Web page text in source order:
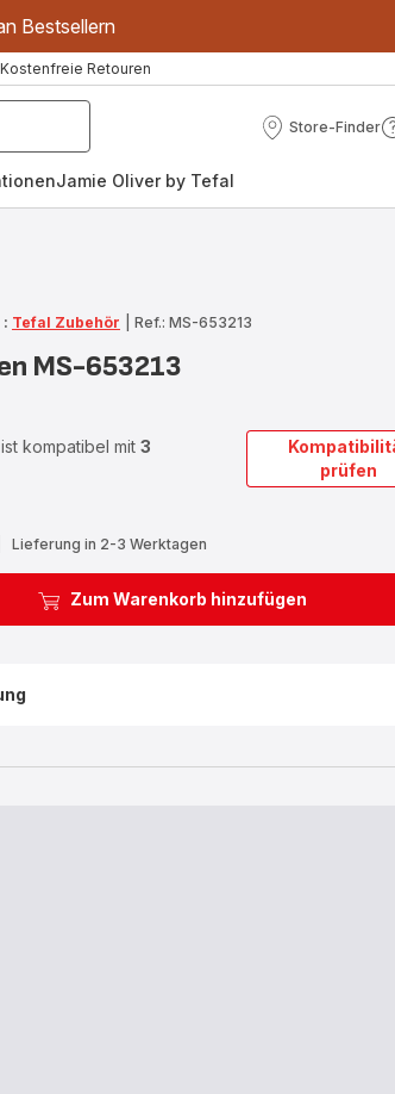
Bestsellern
Kostenfreie Retouren
Store-Finder
Store-
Jamie Oliver by Tefal
Tefal Zubehör Ref.: MS-653213
MS-653213
kompatibel mit 3
prüfen
Lieferung in 2-3 Werktagen
Zum Warenkorb hinzufügen